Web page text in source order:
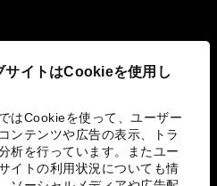
サイトはCookieを使用し
はCookieを使って、ユーザー
ンテンツや広告の表示、トラ
析を行っています。またユー
イトの利用状況についても情
み